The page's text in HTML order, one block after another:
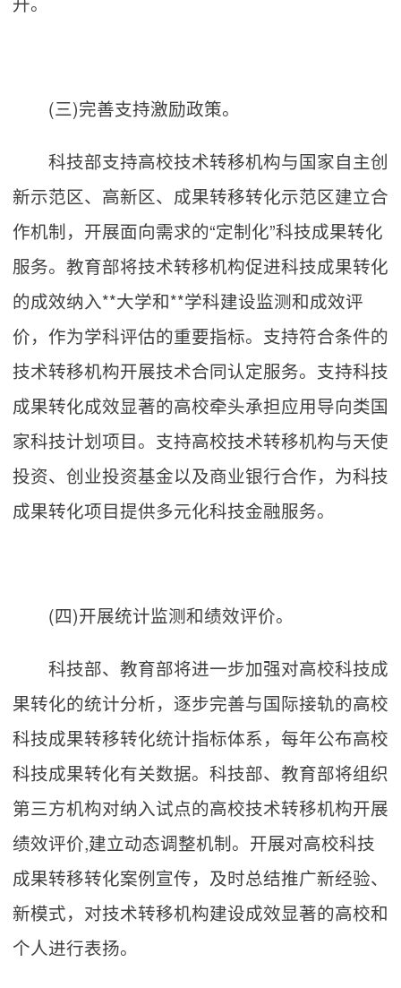
(三)完善支持激励政策。
科技部支持高校技术转移机构与国家自主创
新示范区、高新区、成果转移转化示范区建立合
作机制，开展面向需求的“定制化”科技成果转化
服务。教育部将技术转移机构促进科技成果转化
的成效纳入**大学和**学科建设监测和成效评
价，作为学科评估的重要指标。支持符合条件的
技术转移机构开展技术合同认定服务。支持科技
成果转化成效显著的高校牵头承担应用导向类国
家科技计划项目。支持高校技术转移机构与天使
投资、创业投资基金以及商业银行合作，为科技
成果转化项目提供多元化科技金融服务。
(四)开展统计监测和绩效评价。
科技部、教育部将进一步加强对高校科技成
果转化的统计分析，逐步完善与国际接轨的高校
科技成果转移转化统计指标体系，每年公布高校
科技成果转化有关数据。科技部、教育部将组织
第三方机构对纳入试点的高校技术转移机构开展
绩效评价,建立动态调整机制。开展对高校科技
成果转移转化案例宣传，及时总结推广新经验、
新模式，对技术转移机构建设成效显著的高校和
个人进行表扬。